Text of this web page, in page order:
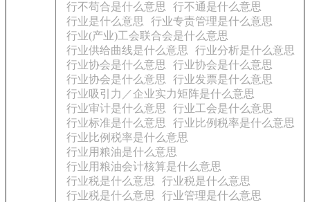
行不苟合是什么意思
行不通是什么意思
行业是什么意思
行业专责管理是什么意思
行业(产业)工会联合会是什么意思
行业供给曲线是什么意思
行业分析是什么意思
行业协会是什么意思
行业协会是什么意思
行业协会是什么意思
行业发票是什么意思
行业吸引力／企业实力矩阵是什么意思
行业审计是什么意思
行业工会是什么意思
行业标准是什么意思
行业比例税率是什么意思
行业比例税率是什么意思
行业用粮油是什么意思
行业用粮油会计核算是什么意思
行业税是什么意思
行业税是什么意思
行业税是什么意思
行业管理是什么意思